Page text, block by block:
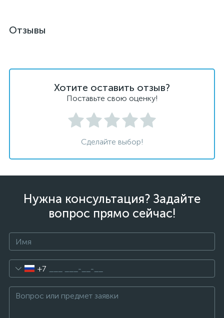
Отзывы
Хотите оставить отзыв?
Поставьте свою оценку!
Сделайте выбор!
Нужна консультация? Задайте
вопрос прямо сейчас!
+7